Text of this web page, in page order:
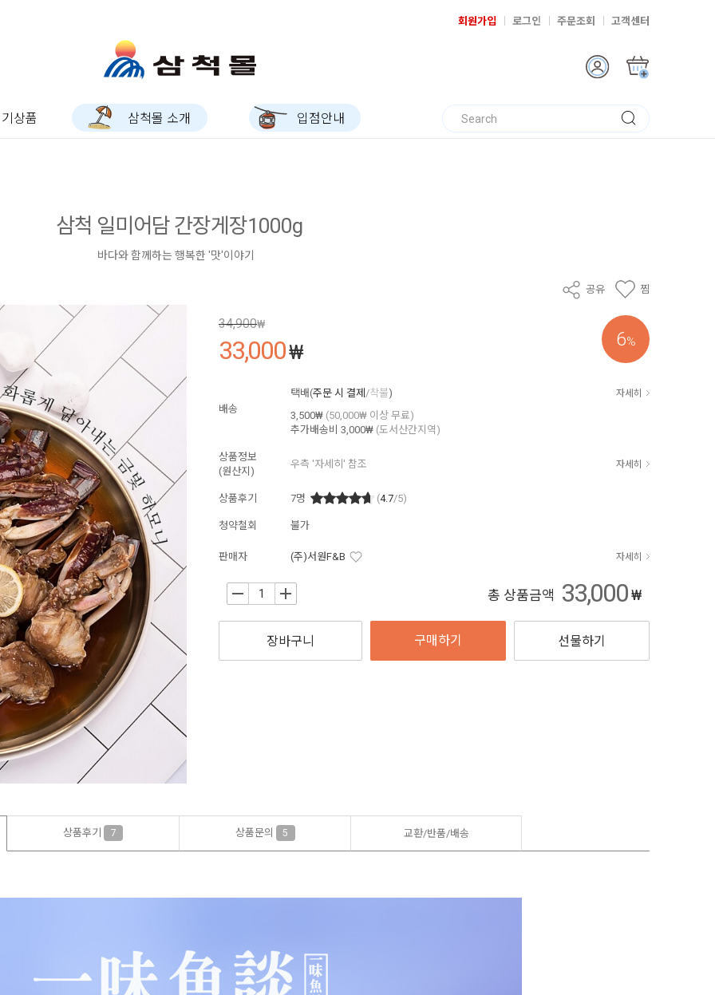
회원가입 로그인 주문조회 고객센터
상품 삼척몰 소개 입점안내
삼척 일미어담 간장게장1000g
바다와 함께하는 행복한 '맛'이야기
공유 찜
6%
34,900₩
33,000₩
배송
택배(주문 시 결제 /착불) 자세히
3,500₩ (50,000₩ 이상 무료)
추가배송비 3,000₩ (도서산간지역)
상품정보
(원산지)
우측 '자세히' 참조 자세히
상품후기 7명 (4.7/5)
청약철회 불가
판매자 (주)서원F&B 자세히
+ 총 상품금액 33,000₩
장바구니 구매하기 선물하기
상품후기 7 상품문의 5 교환/반품/배송